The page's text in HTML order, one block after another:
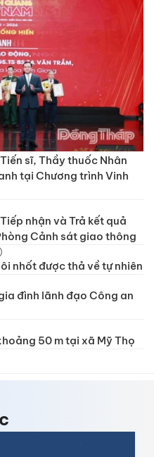
sĩ, Thầy thuốc Nhân
tại Chương trình Vinh
nhận và Trả kết quả
Cảnh sát giao thông
nhốt được thả về tự nhiên
đình lãnh đạo Công an
50 m tại xã Mỹ Thọ